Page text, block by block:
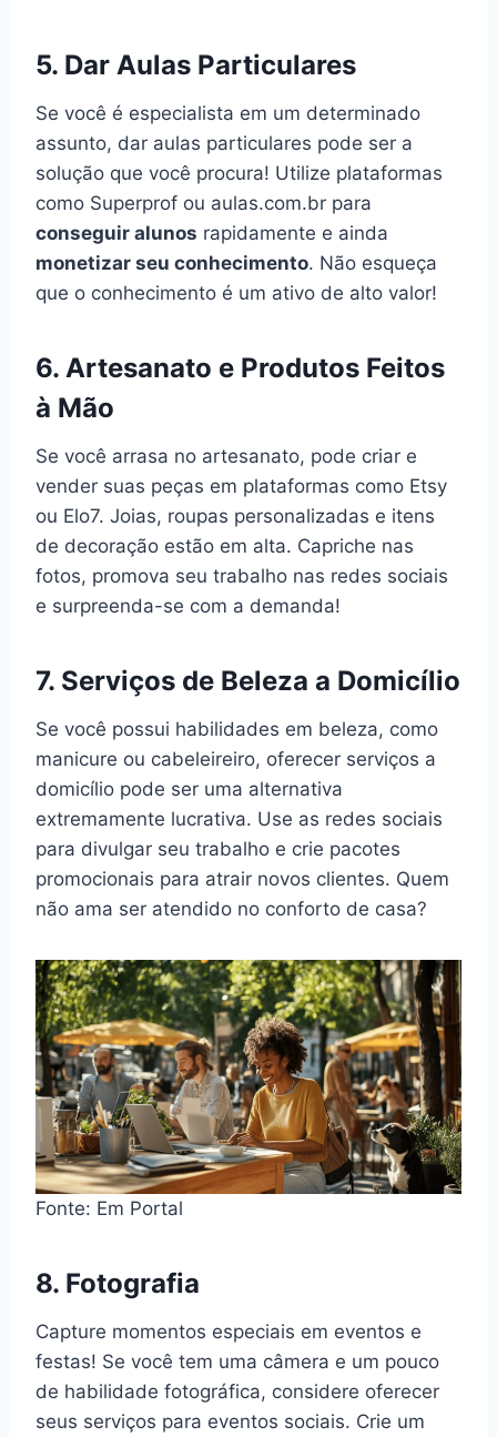
5. Dar Aulas Particulares
Se você é especialista em um determinado
assunto, dar aulas particulares pode ser a
solução que você procura! Utilize plataformas
como Superprof ou aulas.com.br para
conseguir alunos rapidamente e ainda
monetizar seu conhecimento. Não esqueça
que o conhecimento é um ativo de alto valor!
6. Artesanato e Produtos Feitos
à Mão
Se você arrasa no artesanato, pode criar e
vender suas peças em plataformas como Etsy
ou Elo7. Joias, roupas personalizadas e itens
de decoração estão em alta. Capriche nas
fotos, promova seu trabalho nas redes sociais
e surpreenda-se com a demanda!
7. Serviços de Beleza a Domicílio
Se você possui habilidades em beleza, como
manicure ou cabeleireiro, oferecer serviços a
domicílio pode ser uma alternativa
extremamente lucrativa. Use as redes sociais
para divulgar seu trabalho e crie pacotes
promocionais para atrair novos clientes. Quem
não ama ser atendido no conforto de casa?
Fonte: Em Portal
8. Fotografia
Capture momentos especiais em eventos e
festas! Se você tem uma câmera e um pouco
de habilidade fotográfica, considere oferecer
seus serviços para eventos sociais. Crie um